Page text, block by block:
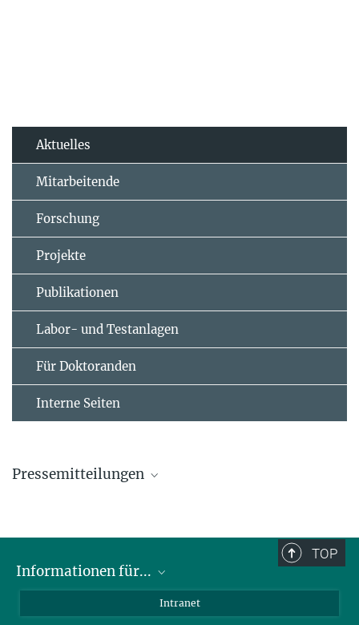
Aktuelles
Mitarbeitende
Forschung
Projekte
Publikationen
Labor- und Testanlagen
Für Doktoranden
Interne Seiten
Pressemitteilungen
Physical Society ernannt
27. Oktober 2015
TOP
Informationen für...
Intranet